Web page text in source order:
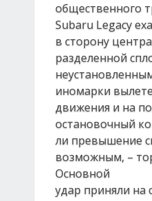
общественного
Subaru Legacy
в сторону
разделенной
иномарки
движения и на
остановочный
ли превышение
возможным, –
Основной
удар приняли на